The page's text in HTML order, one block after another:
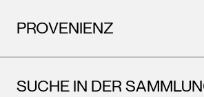
PROVENIENZ
SUCHE IN DER